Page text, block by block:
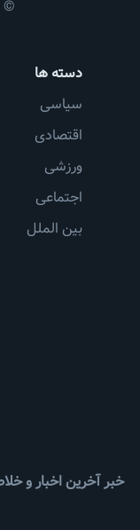
خبر آخرین اخبار و
دسته ها
سیاسی
اقتصادی
ورزشی
اجتماعی
بین الملل
© 2026 · Kahabar-Land